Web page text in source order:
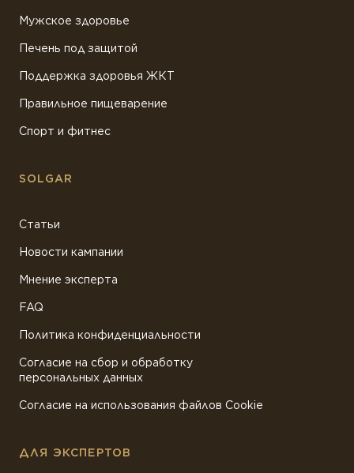
Мужское здоровье
Печень под защитой
Поддержка здоровья ЖКТ
Правильное пищеварение
Спорт и фитнес
SOLGAR
Статьи
Новости кампании
Мнение эксперта
FAQ
Политика конфиденциальности
Согласие на сбор и обработку
персональных данных
Согласие на использования файлов Cookie
ДЛЯ ЭКСПЕРТОВ